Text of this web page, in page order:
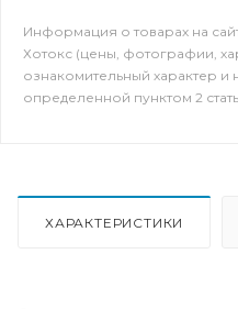
Информация о товарах на
Хотокс (цены, фотографии,
ознакомительный характер
определенной пунктом 2
ХАРАКТЕРИСТИКИ